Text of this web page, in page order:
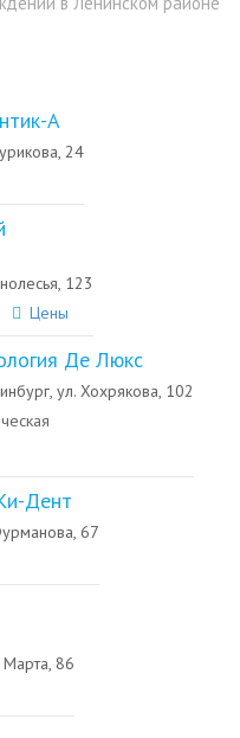
А
24
123
Цены
Де Люкс
ул. Хохрякова, 102
Дент
67
Марта, 86